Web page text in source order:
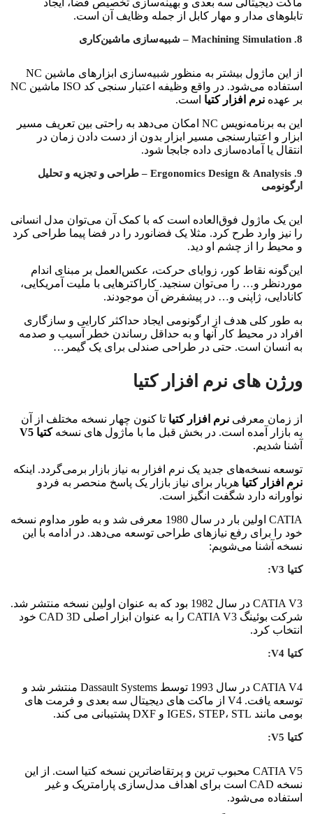
تابلوهای مدار و مهار کابل از جمله وظایف آن است.
8. Machining Simulation – شبیه‌سازی ماشین‌کاری
از این ماژول بیشتر به منظور شبیه‌سازی ابزارهای ماشین NC
استفاده می‌شود. در واقع وظیفه اعتبار سنجی کد ISO ماشین NC
بر عهده نرم افزار کتیا است.
این به برنامه‌نویس NC امکان می‌دهد به راحتی بین تعریف مسیر
ابزار و اعتبارسنجی مسیر ابزار بدون از دست دادن زمان در
انتقال یا آماده‌سازی داده جابجا شود.
9. Ergonomics Design & Analysis – طراحی و تجزیه و تحلیل
ارگونومی
این یک ماژول فوق‌العاده است که با کمک آن می‌توان مدل انسانی
را نیز وارد طرح کرد. مثلا یک فضانورد را در فضا پیما طراحی کرد
و محیط را از چشم او دید.
این‌گونه نقاط کور، زوایای حرکت، عکس‌العمل بر مبنای اندام
موردنظر و… را می‌توان سنجید. کاراکترهایی با ملیت آمریکایی،
کانادایی، ژاپنی و… در پیشفرض آن موجودند.
به طور کلی هدف از ارگونومی ایجاد حداکثر کارایی و سازگاری
افراد در محیط کار آنها و به حداقل رساندن خطر آسیب و صدمه
به انسان است. حتی در طراحی صندلی برای یک گیمر…
ورژن‌ های نرم افزار کتیا
از زمان معرفی نرم افزار کتیا تا کنون چهار نسخه مختلف از آن
به بازار آمده است. در بخش قبل ما با ماژول های نسخهکتیا V5
آشنا شدیم.
توسعه نسخه‌های جدید یک نرم افزار به نیاز بازار برمی‌گردد. اینکه
نرم افزار کتیا هربار برای نیاز بازار یک پاسخ منحصر به فردو
نوآورانه دارد شگفت انگیز است.
CATIA اولین بار در سال 1980 معرفی شد و به طور مداوم نسخه
خود را برای رفع نیازهای طراحی توسعه می‌دهد. در ادامه با این
نسخه آشنا می‌شویم:
کتیا V3:
CATIA V3 در سال 1982 بود که به عنوان اولین نسخه منتشر شد.
شرکت بوئینگ CATIA V3 را به عنوان ابزار اصلی CAD 3D خود
انتخاب کرد.
کتیا V4:
CATIA V4 در سال 1993 توسط Dassault Systems منتشر شد و
توسعه یافت. V4 از ماکت های دیجیتال سه بعدی و فرمت های
بومی مانند IGES، STEP، STL و DXF پشتیبانی می کند.
کتیا V5:
CATIA V5 محبوب ترین و پرتقاضاترین نسخه کتیا است. از این
نسخه CAD است برای اهداف مدل‌سازی پارامتریک و غیر
استفاده می‌شود.